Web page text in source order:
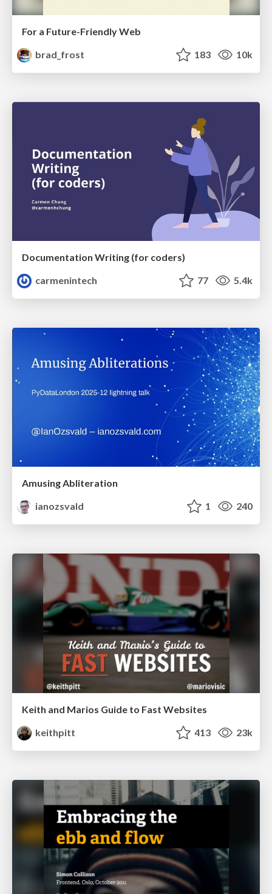
For a Future-Friendly Web
brad_frost
183 10k
Documentation Writing (for coders)
carmenintech
77 5.4k
Amusing Abliteration
ianozsvald
1 240
Keith and Marios Guide to Fast Websites
keithpitt
413 23k